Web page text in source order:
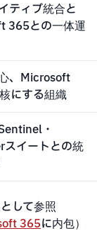
ティブ統合と
365との一体運
、Microsoft
にする組織
・
イートとの統
して参照
365に内包）